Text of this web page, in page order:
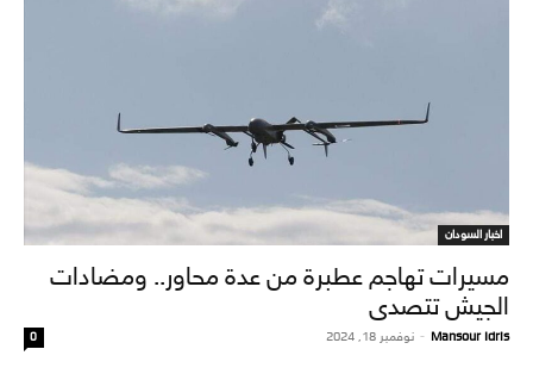
اخبار السودان
مسيرات تهاجم عطبرة من عدة محاور.. ومضادات
الجيش تتصدى
Mansour Idris
- نوفمبر 18, 2024 0